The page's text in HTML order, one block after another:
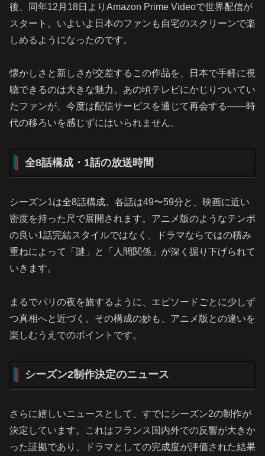
後、同年12月18日よりAmazon Prime Videoで世界配信が
スタート。いよいよ日本のファンも自宅のスクリーンで楽
しめるようになったのです。
懐かしさと新しさが交差するこの作品を、日本で手軽に視
聴できるのは大きな魅力。あの頃テレビにかじりついてい
たファンが、今度は配信サービスを通じて再会する――時
代の移ろいを感じずにはいられません。
全8話構成・1話の放送時間
シーズン1は全8話構成。各話は49〜59分と、映画に近い
密度を持った尺で展開されます。アニメ版のようなテンポ
の良い1話完結スタイルではなく、ドラマならではの積み
重ねによって「謎」と「人間関係」が深く掘り下げられて
いきます。
まるでパリの夜を旅するように、エピソードごとに少しず
つ真相へと近づく。その構成の妙も、アニメ版との違いを
楽しむうえでのポイントです。
シーズン2制作決定のニュース
さらに嬉しいニュースとして、すでにシーズン2の制作が
決定しています。これはフランス国内外での反響が大きか
った証拠であり、ドラマとしての完成度が評価された結果